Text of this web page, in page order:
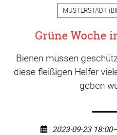
MUSTERSTADT(
Grüne Woche
Bienen müssen
diese fleißigen Helfer
geben
2023-09-23